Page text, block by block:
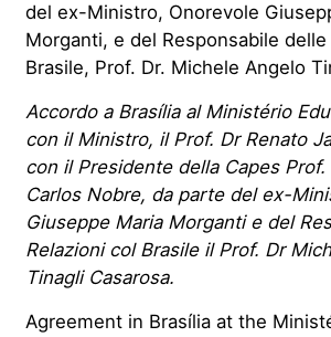
del ex-Ministro, Onorevole
Morganti, e del Responsabile
Brasile, Prof. Dr. Michele Angelo
Accordo a Brasília al Ministério
con il Ministro, il Prof. Dr Renato
con il Presidente della Capes
Carlos Nobre, da parte del ex-
Giuseppe Maria Morganti e del
Relazioni col Brasile il Prof. Dr
Tinagli Casarosa.
Agreement in Brasília at the